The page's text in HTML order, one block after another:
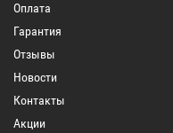
Оплата
Гарантия
Отзывы
Новости
Контакты
Акции